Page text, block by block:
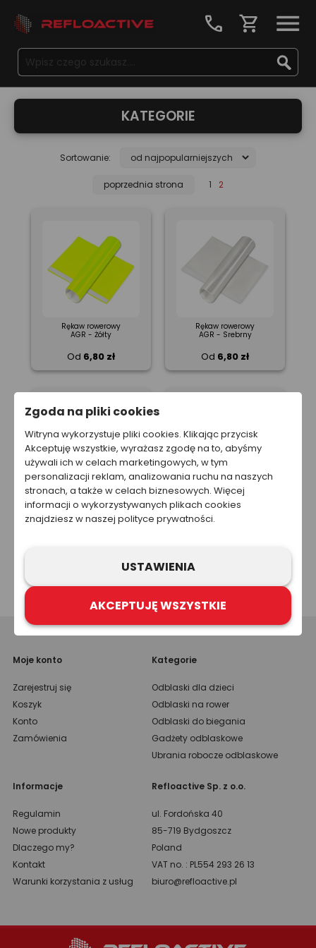
call shopping_cart
KATEGORIE
Sortowanie:
poprzednia strona 1 2
Rękaw rowerowy
AGR - Żółty
Od 6,80 zł
Rękaw rowerowy
AGR - Srebrny
Od 6,80 zł
Rękaw rowerowy
Orafol - Żółty
Rękaw rowerowy
Orafol - Srebrny
Moje konto
Zarejestruj się
Koszyk
Konto
Zamówienia
Kategorie
Odblaski dla dzieci
Odblaski na rower
Odblaski do biegania
Gadżety odblaskowe
Ubrania robocze odblaskowe
Informacje
Regulamin
Nowe produkty
Dlaczego my?
Kontakt
Warunki korzystania z usług
Refloactive Sp. z o.o.
ul. Fordońska 40
85-719 Bydgoszcz
Poland
VAT no. : PL554 293 26 13
biuro@refloactive.pl
Zgoda na pliki cookies
Witryna wykorzystuje pliki cookies. Klikając przycisk
Akceptuję wszystkie, wyrażasz zgodę na to, abyśmy
używali ich w celach marketingowych, w tym
personalizacji reklam, analizowania ruchu na naszych
stronach, a także w celach biznesowych. Więcej
informacji o wykorzystywanych plikach cookies
znajdziesz w naszej polityce prywatności.
USTAWIENIA
AKCEPTUJĘ WSZYSTKIE